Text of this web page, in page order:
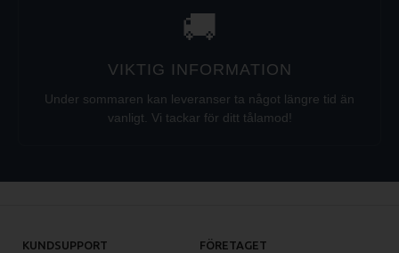
🚚
VIKTIG INFORMATION
Under sommaren kan leveranser ta något längre tid än
vanligt. Vi tackar för ditt tålamod!
KUNDSUPPORT
FÖRETAGET